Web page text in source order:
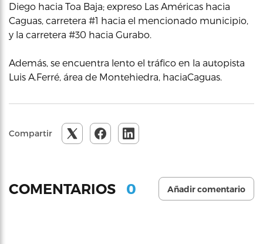
Diego hacia Toa Baja; expreso Las Américas hacia
Caguas, carretera #1 hacia el mencionado municipio,
y la carretera #30 hacia Gurabo.
Además, se encuentra lento el tráfico en la autopista
Luis A.Ferré, área de Montehiedra, haciaCaguas.
Compartir
COMENTARIOS 0 Añadir comentario